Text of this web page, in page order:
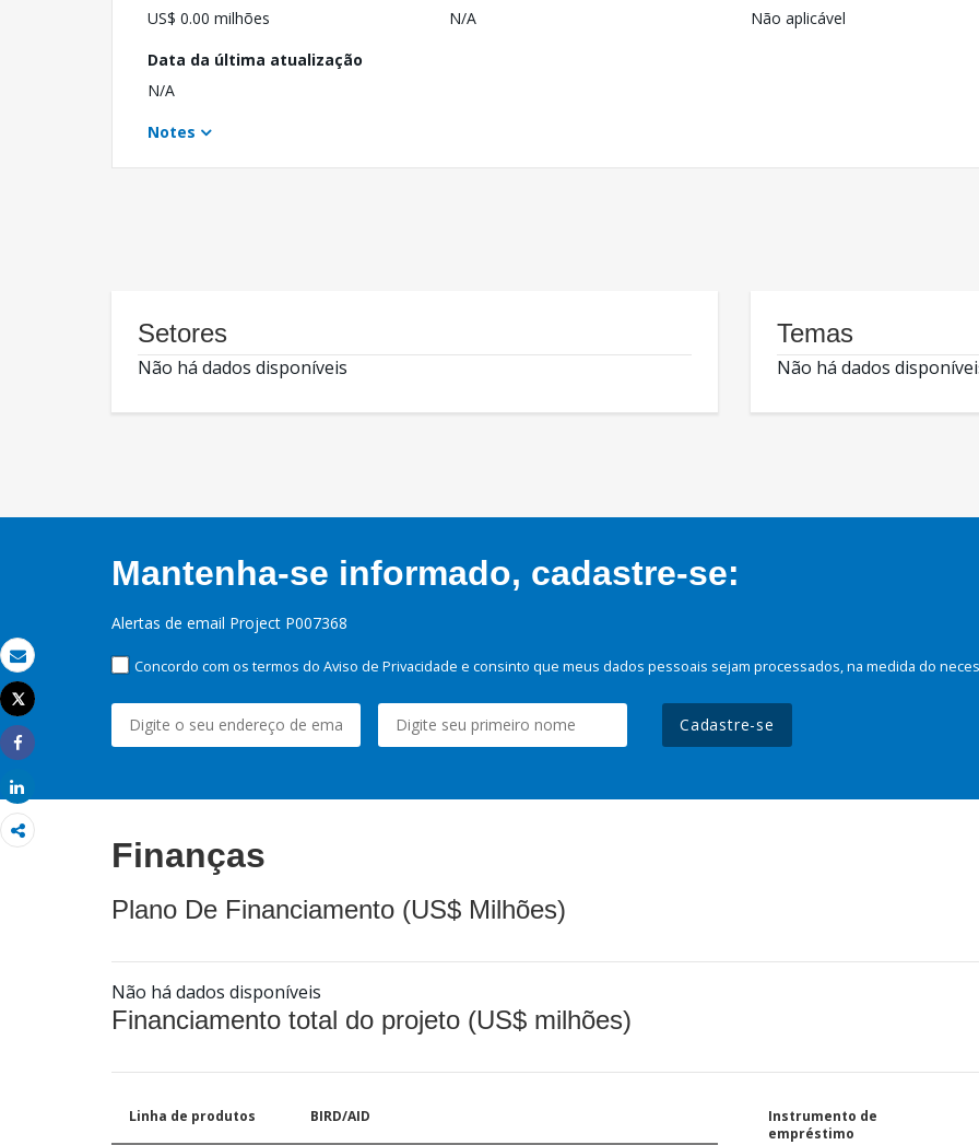
Email
Imprimir
Tweet
Share
US$ 0.00 milhões
N/A
Não aplicável
Data da última atualização
N/A
Notes
Setores
Não há dados disponíveis
Temas
Não há dados
Mantenha-se informado, cadastre-se:
Alertas de email Project P007368
Concordo com os termos do Aviso de Privacidade e consinto que meus dados pessoais sejam processados, na medida do
Cadastre-se
Finanças
Plano De Financiamento (US$ Milhões)
Não há dados disponíveis
Financiamento total do projeto (US$ milhões)
Linha de produtos BIRD/AID
Instrumento de
empréstimo